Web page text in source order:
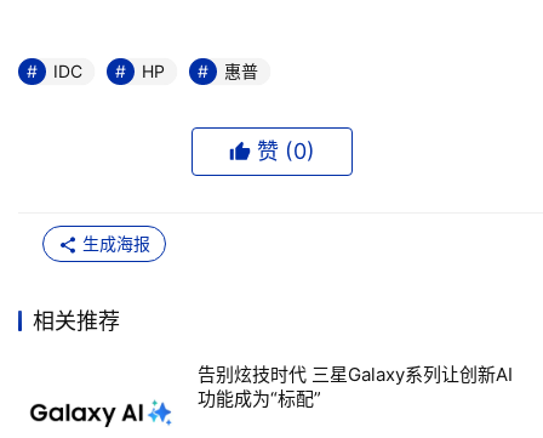
新和新功能的产生。
务。我觉得我们看到能源也是非常重要的，我们的能耗是非
常重要的。但是很大的能耗的一部分是用于维护整个企业，
据中心的一个发展蓝图，在最底下是一个独立分割的基础设
最上面看到将来我们要发展的是适应性的共享的基础设施它
的优化。我们要更加关注我们的服务，这是整个功能的一个
非常重要的一部分。我们可以看到有几个柱状，特定的领域
IDC HP 惠普
赞 (0)
生成海报
相关推荐
告别炫技时代 三星Galaxy系列让创新AI
功能成为“标配”